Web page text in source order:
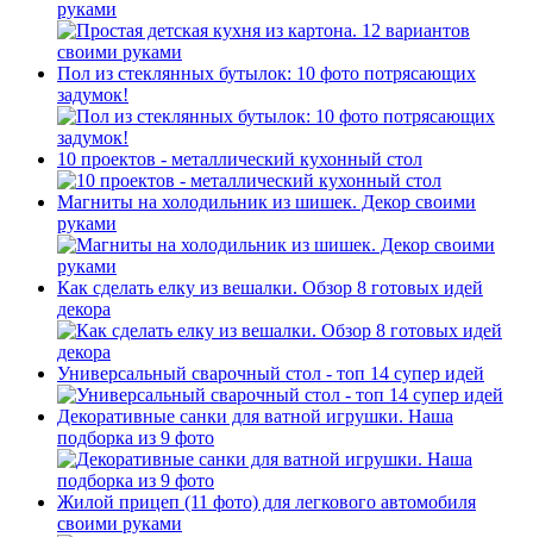
руками
Пол из стеклянных бутылок: 10 фото потрясающих
задумок!
10 проектов - металлический кухонный стол
Магниты на холодильник из шишек. Декор своими
руками
Как сделать елку из вешалки. Обзор 8 готовых идей
декора
Универсальный сварочный стол - топ 14 супер идей
Декоративные санки для ватной игрушки. Наша
подборка из 9 фото
Жилой прицеп (11 фото) для легкового автомобиля
своими руками